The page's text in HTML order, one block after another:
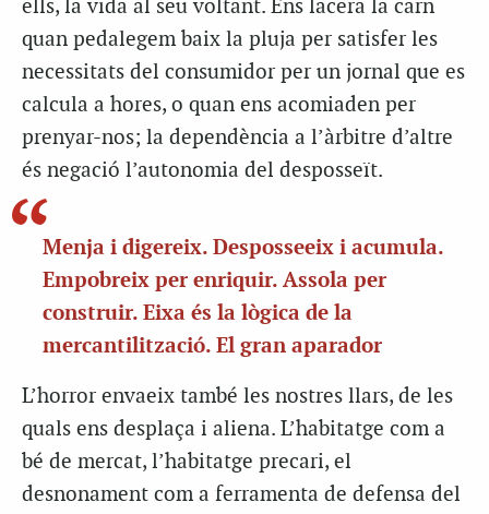
ells, la vida al seu voltant. Ens lacera la carn
quan pedalegem baix la pluja per satisfer les
necessitats del consumidor per un jornal que es
calcula a hores, o quan ens acomiaden per
prenyar-nos; la dependència a l’àrbitre d’altre
és negació l’autonomia del desposseït.
Menja i digereix. Desposseeix i acumula.
Empobreix per enriquir. Assola per
construir. Eixa és la lògica de la
mercantilització. El gran aparador
L’horror envaeix també les nostres llars, de les
quals ens desplaça i aliena. L’habitatge com a
bé de mercat, l’habitatge precari, el
desnonament com a ferramenta de defensa del